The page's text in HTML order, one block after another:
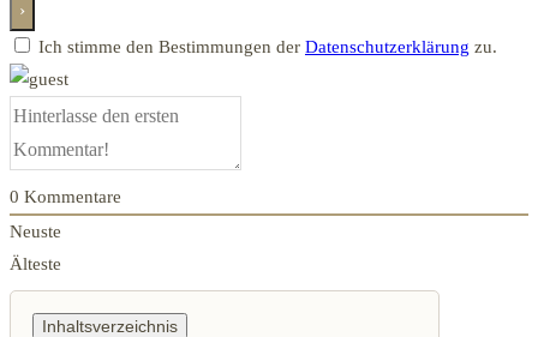
Ich stimme den Bestimmungen der Datenschutzerklärung zu.
0 Kommentare
Neuste
Älteste
Inhaltsverzeichnis